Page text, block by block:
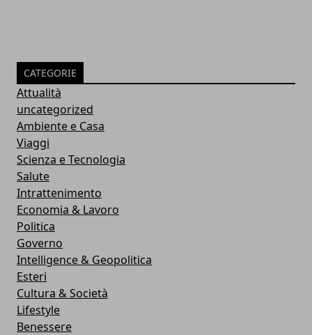
CATEGORIE
Attualità
uncategorized
Ambiente e Casa
Viaggi
Scienza e Tecnologia
Salute
Intrattenimento
Economia & Lavoro
Politica
Governo
Intelligence & Geopolitica
Esteri
Cultura & Società
Lifestyle
Benessere